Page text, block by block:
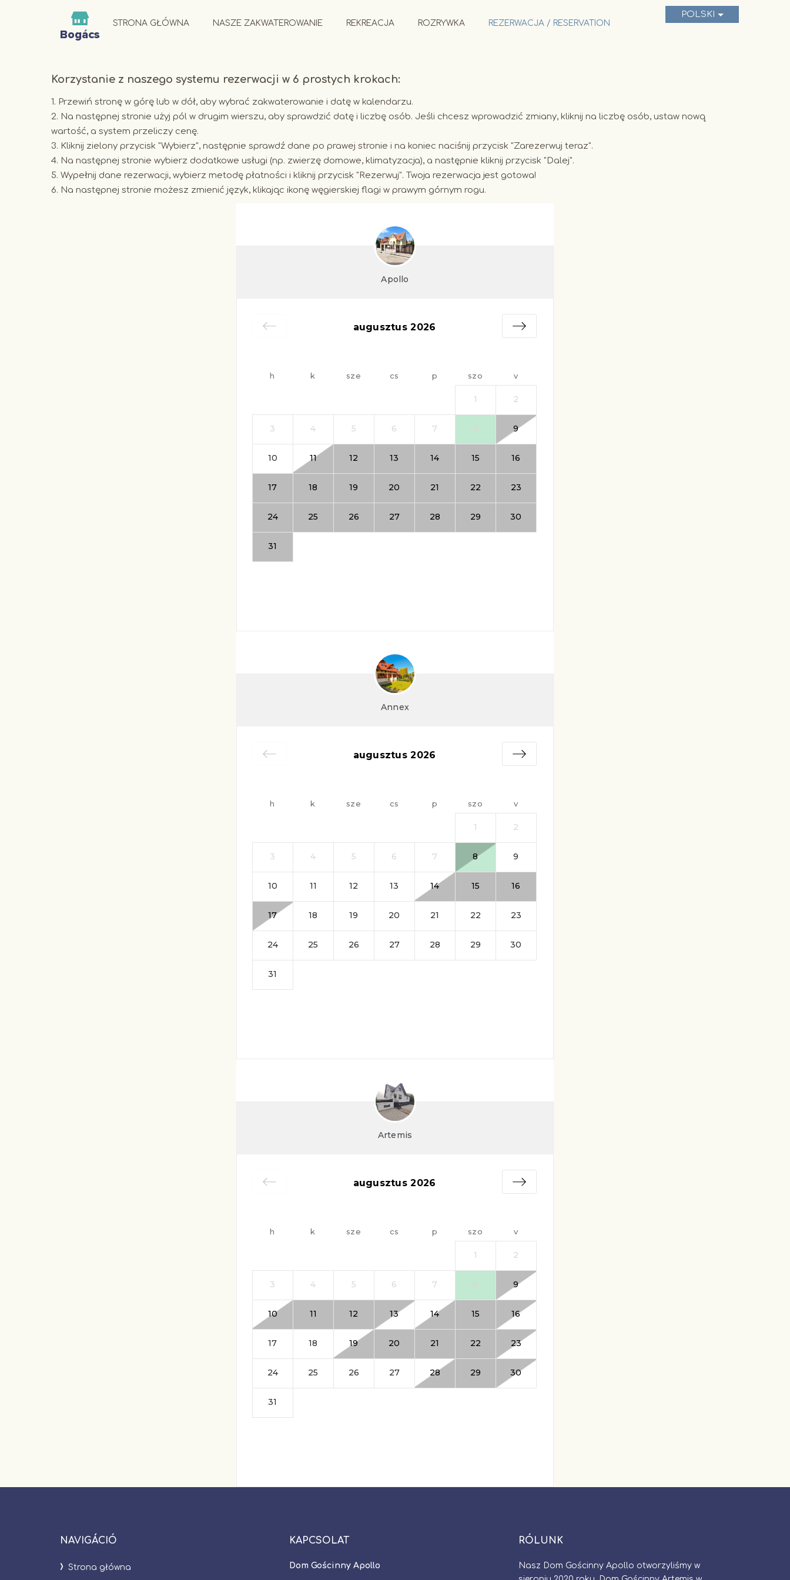
STRONA GŁÓWNA NASZE ZAKWATEROWANIE REKREACJA ROZRYWKA REZERWACJA / RESERVATION
POLSKI
Korzystanie z naszego systemu rezerwacji w 6 prostych krokach:
Przewiń stronę w górę lub w dół, aby wybrać zakwaterowanie i datę w kalendarzu.
Na następnej stronie użyj pól w drugim wierszu, aby sprawdzić datę i liczbę osób. Jeśli chcesz wprowadzić zmiany, kliknij na liczbę osób, ustaw nową
wartość, a system przeliczy cenę.
Kliknij zielony przycisk "Wybierz", następnie sprawdź dane po prawej stronie i na koniec naciśnij przycisk "Zarezerwuj teraz".
Na następnej stronie wybierz dodatkowe usługi (np. zwierzę domowe, klimatyzacja), a następnie kliknij przycisk "Dalej".
Wypełnij dane rezerwacji, wybierz metodę płatności i kliknij przycisk "Rezerwuj". Twoja rezerwacja jest gotowa!
Na następnej stronie możesz zmienić język, klikając ikonę węgierskiej flagi w prawym górnym rogu.
NAVIGÁCIÓ
Strona główna
KAPCSOLAT
Dom Gościnny Apollo
RÓLUNK
Nasz Dom Gościnny Apollo otworzyliśmy w